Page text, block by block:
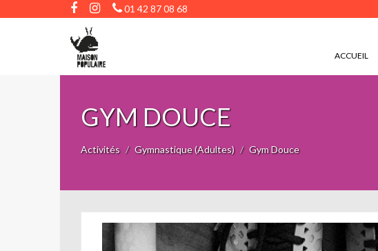
01 42 87 08 68
ACCUEIL
GYM DOUCE
Activités Gymnastique (Adultes) Gym Douce